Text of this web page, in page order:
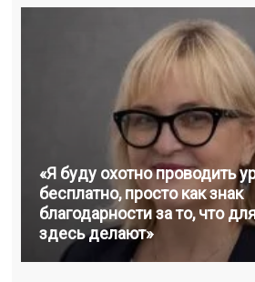
«Я буду охотно проводить
бесплатно, просто как знак
благодарности за то, что
здесь делают»